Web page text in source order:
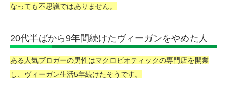
なっても不思議ではありません。
20代半ばから9年間続けたヴィーガンをやめた人
ある人気ブロガーの男性はマクロビオティックの専門店を開業
し、ヴィーガン生活5年続けたそうです。